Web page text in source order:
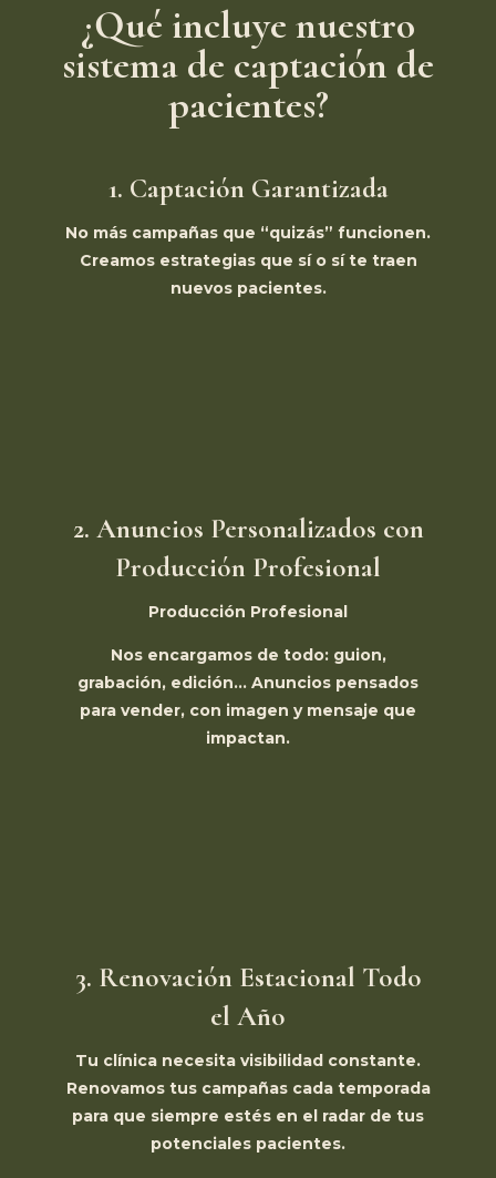
¿Qué incluye nuestro
sistema de captación de
pacientes?
1. Captación Garantizada
No más campañas que “quizás” funcionen.
Creamos estrategias que sí o sí te traen
nuevos pacientes.
2. Anuncios Personalizados con
Producción Profesional
Producción Profesional
Nos encargamos de todo: guion,
grabación, edición… Anuncios pensados
para vender, con imagen y mensaje que
impactan.
3. Renovación Estacional Todo
el Año
Tu clínica necesita visibilidad constante.
Renovamos tus campañas cada temporada
para que siempre estés en el radar de tus
potenciales pacientes.